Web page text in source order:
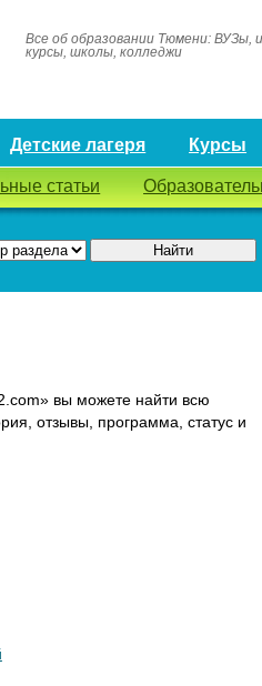
Все об образовании Тюмени:
курсы, школы, колледжи
Детские лагеря Курсы
статьи
вы можете найти всю
отзывы, программа, статус и